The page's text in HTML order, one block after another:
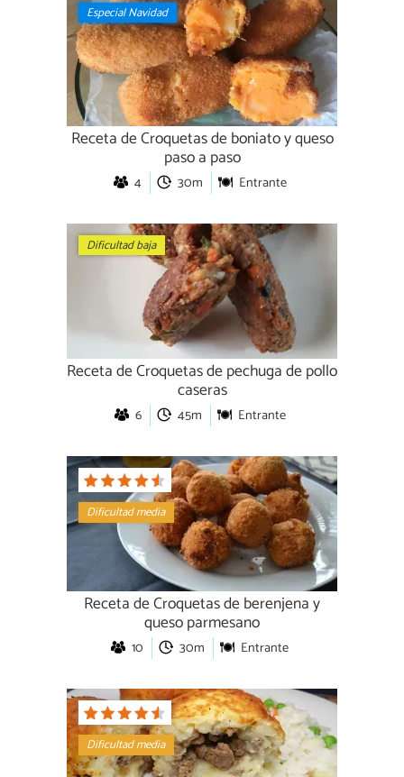
Especial Navidad
Receta de Croquetas de boniato y queso
paso a paso
4 30m Entrante
Dificultad baja
Receta de Croquetas de pechuga de pollo
caseras
6 45m Entrante
Dificultad media
Receta de Croquetas de berenjena y
queso parmesano
10 30m Entrante
Dificultad media